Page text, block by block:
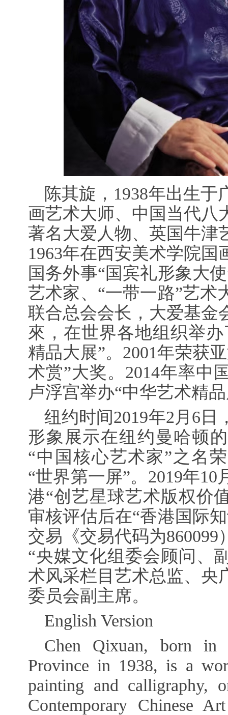
陈其旋，1938年出生
画艺术大师、中国当代八
著名大爱人物、英国牛津
1963年在西安美术学院
国务外事“国宾礼形象大
艺术家、“一带一路”艺术
联合总会会长，大爱基金
來，在世界各地组织举
精品大展”。2001年荣获
术赏”大奖。2014年率中
卢浮宫举办“中华艺术精
纽约时间2019年2月6
形象展示在纽约曼哈顿
“中国核心艺术家”之名
“世界第一屏”。2019年
港“创艺星球艺术版权价
审核评估后在“香港国际
交易《交易代码为860099
“央媒文化组委会顾问、
术风采栏目艺术总监、央
委员会副主席。
English Version
Chen Qixuan, born in
Province in 1938, is a
painting and calligraphy,
Contemporary Chinese